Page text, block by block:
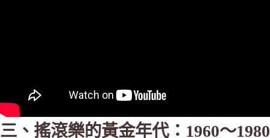
三、搖滾樂的黃金年代：1960～